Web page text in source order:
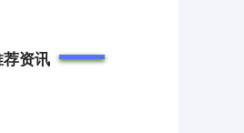
资讯